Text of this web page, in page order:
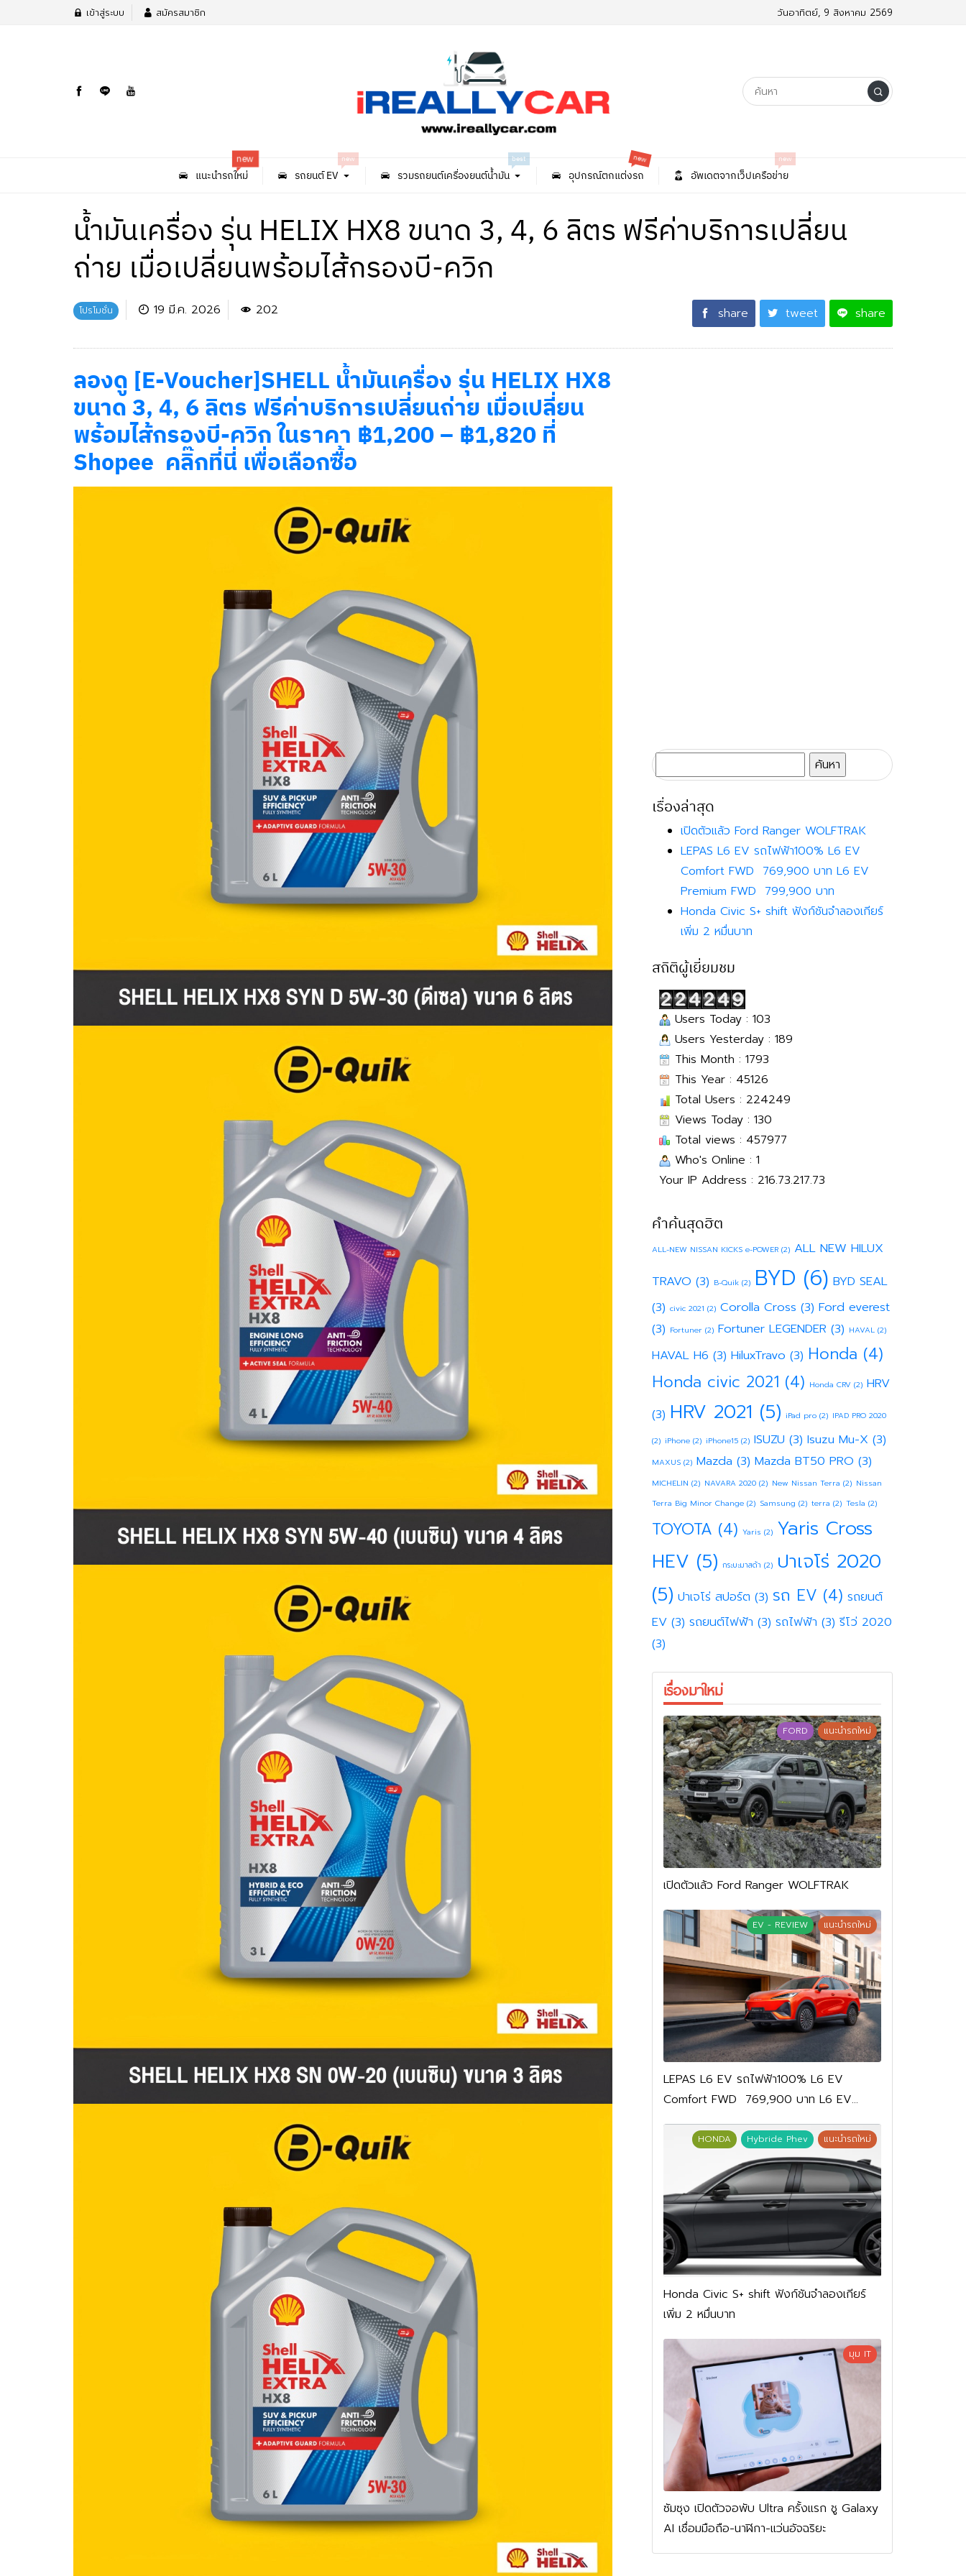
เข้าสู่ระบบ สมัครสมาชิก วันอาทิตย์, 9 สิงหาคม 2569
แนะนำรถใหม่
new
รถยนต์ EV
new
รวมรถยนต์เครื่องยนต์น้ำมัน
best
อุปกรณ์ตกแต่งรถ
new
อัพเดตจากเว็ปเครือข่าย
new
น้ำมันเครื่อง รุ่น HELIX HX8 ขนาด 3, 4, 6 ลิตร ฟรีค่าบริการเปลี่ยน
ถ่าย เมื่อเปลี่ยนพร้อมไส้กรองบี-ควิก
โปรโมชั่น 19 มี.ค. 2026 202 share tweet share
ลองดู [E-Voucher]SHELL น้ำมันเครื่อง รุ่น HELIX HX8
ขนาด 3, 4, 6 ลิตร ฟรีค่าบริการเปลี่ยนถ่าย เมื่อเปลี่ยน
พร้อมไส้กรองบี-ควิก ในราคา ฿1,200 – ฿1,820 ที่
Shopee คลิ๊กที่นี่ เพื่อเลือกซื้อ
สำหรับ:
เรื่องล่าสุด
เปิดตัวแล้ว Ford Ranger WOLFTRAK
LEPAS L6 EV รถไฟฟ้า100% L6 EV
Comfort FWD 769,900 บาท L6 EV
Premium FWD 799,900 บาท
Honda Civic S+ shift ฟังก์ชันจำลองเกียร์
เพิ่ม 2 หมื่นบาท
สถิติผู้เยี่ยมชม
Users Today : 103
Users Yesterday : 189
This Month : 1793
This Year : 45126
Total Users : 224249
Views Today : 130
Total views : 457977
Who's Online : 1
Your IP Address : 216.73.217.73
คำค้นสุดฮิต
ALL-NEW NISSAN KICKS e-POWER (2) ALL NEW HILUX
TRAVO (3) B-Quik (2) BYD (6) BYD SEAL
(3) civic 2021 (2) Corolla Cross (3) Ford everest
(3) Fortuner (2) Fortuner LEGENDER (3) HAVAL (2)
HAVAL H6 (3) HiluxTravo (3) Honda (4)
Honda civic 2021 (4) Honda CRV (2) HRV
(3) HRV 2021 (5) iPad pro (2) IPAD PRO 2020
(2) iPhone (2) iPhone15 (2) ISUZU (3) Isuzu Mu-X (3)
MAXUS (2) Mazda (3) Mazda BT50 PRO (3)
MICHELIN (2) NAVARA 2020 (2) New Nissan Terra (2) Nissan
Terra Big Minor Change (2) Samsung (2) terra (2) Tesla (2)
TOYOTA (4) Yaris (2) Yaris Cross
HEV (5) กระบะมาสด้า (2) ปาเจโร่ 2020
(5) ปาเจโร่ สปอร์ต (3) รถ EV (4) รถยนต์
EV (3) รถยนต์ไฟฟ้า (3) รถไฟฟ้า (3) รีโว่ 2020
(3)
เรื่องมาใหม่
FORD แนะนำรถใหม่
เปิดตัวแล้ว Ford Ranger WOLFTRAK
EV - REVIEW แนะนำรถใหม่
LEPAS L6 EV รถไฟฟ้า100% L6 EV
Comfort FWD 769,900 บาท L6 EV
Premium FWD 799,900 บาท
HONDA Hybride Phev แนะนำรถใหม่
Honda Civic S+ shift ฟังก์ชันจำลองเกียร์
เพิ่ม 2 หมื่นบาท
มุม IT
ซัมซุง เปิดตัวจอพับ Ultra ครั้งแรก ชู Galaxy
AI เชื่อมมือถือ-นาฬิกา-แว่นอัจฉริยะ